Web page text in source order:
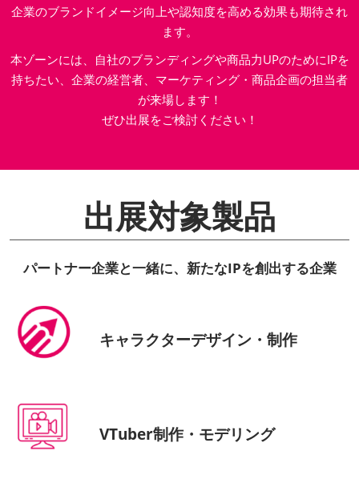
企業のブランドイメージ向上や認知度を高める効果も期待され
ます。
本ゾーンには、自社のブランディングや商品力UPのためにIPを
持ちたい、企業の経営者、マーケティング・商品企画の担当者
が来場します！
ぜひ出展をご検討ください！
出展対象製品
パートナー企業と一緒に、新たなIPを創出する企業
キャラクターデザイン・制作
VTuber制作・モデリング